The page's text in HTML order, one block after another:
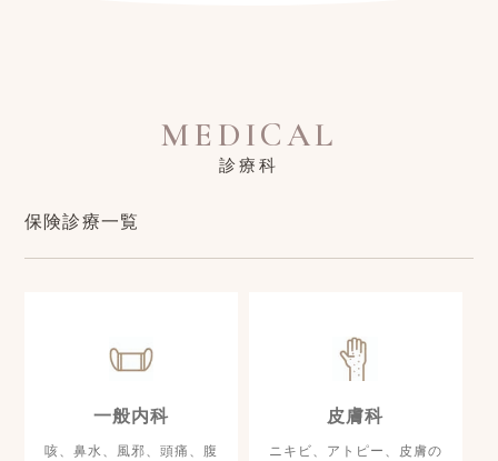
MEDICAL
診療科
保険診療一覧
一般内科
咳、鼻水、風邪、頭痛、腹
皮膚科
ニキビ、アトピー、皮膚の